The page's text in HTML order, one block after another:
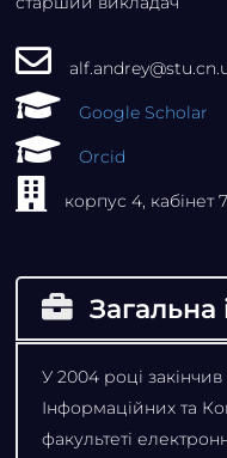
Google Scholar
Orcid
корпус 4, кабінет
Загальна
У 2004 році
Інформаційних та
факультеті